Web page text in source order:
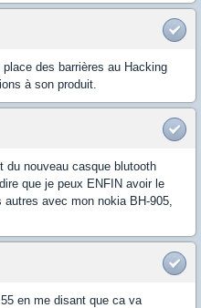
des barrières au Hacking
à son produit.
du nouveau casque blutooth
que je peux ENFIN avoir le
avec mon nokia BH-905,
en me disant que ca va